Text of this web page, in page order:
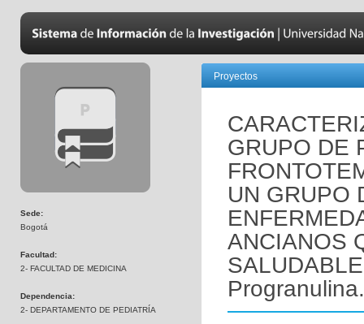
Sede:
Bogotá
Facultad:
2- FACULTAD DE MEDICINA
Dependencia:
2- DEPARTAMENTO DE PEDIATRÍA
Proyectos
GRUPO DE
UN GRUPO
ANCIANOS
Progranulina.